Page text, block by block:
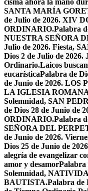
cisma ahora la mano
SANTA MARÍA
de Julio de 2026. XIV
ORDINARIO.Palabra
NUESTRA SEÑORA
Julio de 2026. Fiesta,
Dios 2 de Julio de
Ordinario.Laicos
eucarísticaPalabra de
de Junio de 2026. LOS
LA IGLESIA
Solemnidad, SAN
de Dios 28 de Junio
ORDINARIO.Palabra
SEÑORA DEL
de Junio de 2026.
Dios 25 de Junio de
alegría de evangelizar
amor y desamorPalabra
Solemnidad,
BAUTISTA.Palabra de